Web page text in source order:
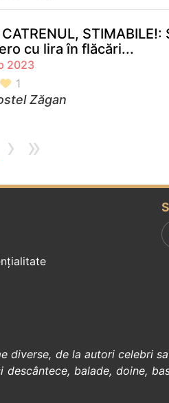
STIMABILE!:
cu lira în flăcări...
2023
Zăgan
› »
diverse, de la autori celebri
descântece, balade, doine,